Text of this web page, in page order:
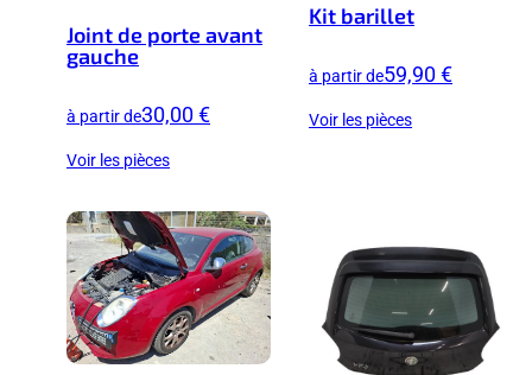
Joint de porte avant
gauche
à partir de30,00 €
Voir les pièces
Kit barillet
à partir de59,90 €
Voir les pièces